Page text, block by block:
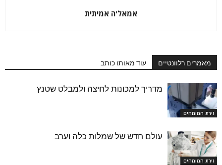
אמאל'ה אמיתית
מאמרים רלוונטיים עוד מאותו כותב
זירת המומחים
מדריך למכונות לחיצה ולמבלט שטנץ
זירת המומחים
עולם חדש של שמלות כלה וערב